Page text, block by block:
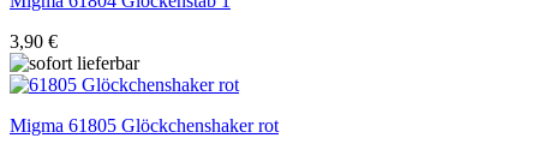
3,90 €
Migma 61805 Glöckchenshaker rot